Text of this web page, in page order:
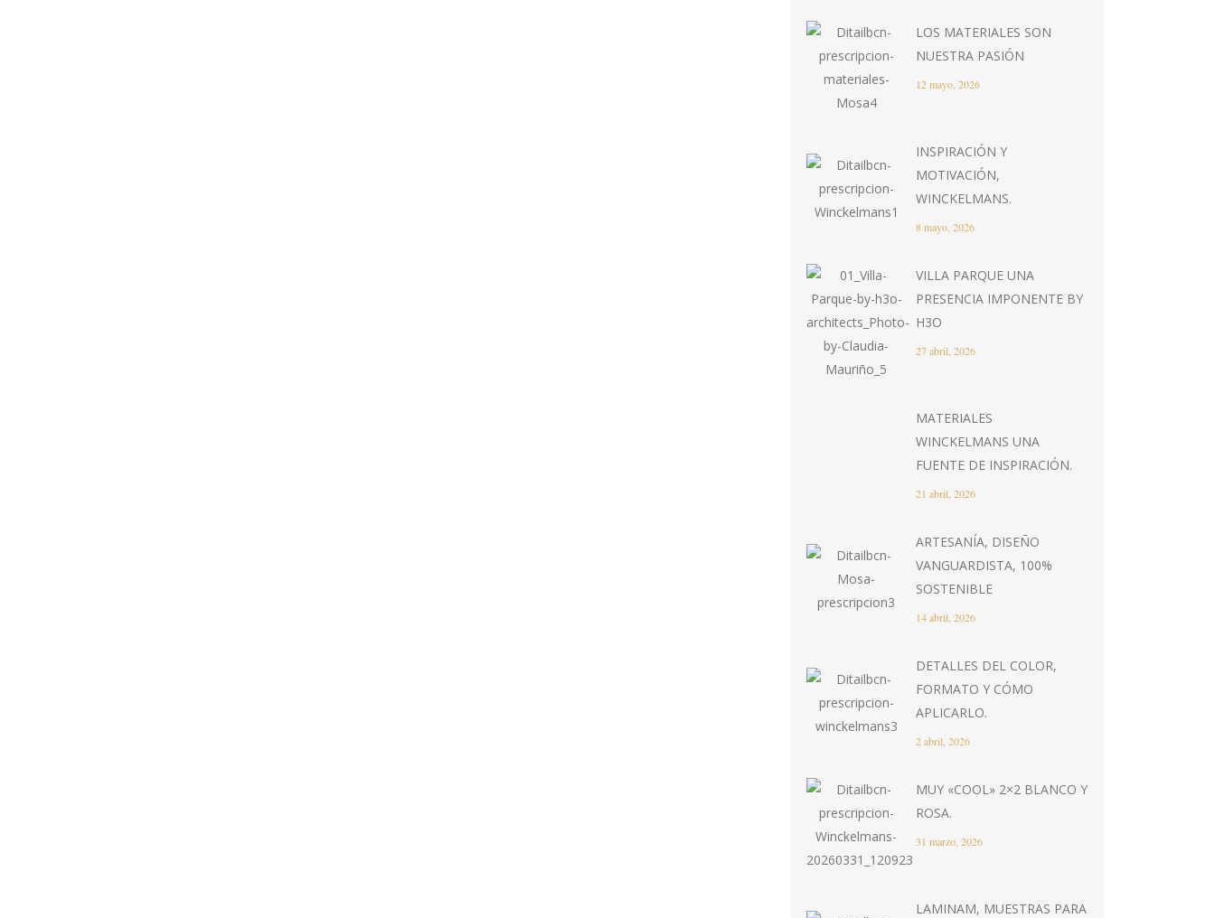
LOS MATERIALES SON
NUESTRA PASIÓN
12 mayo, 2026
INSPIRACIÓN Y
MOTIVACIÓN,
WINCKELMANS.
8 mayo, 2026
VILLA PARQUE UNA
PRESENCIA IMPONENTE BY
H3O
27 abril, 2026
MATERIALES
WINCKELMANS UNA
FUENTE DE INSPIRACIÓN.
21 abril, 2026
ARTESANÍA, DISEÑO
VANGUARDISTA, 100%
SOSTENIBLE
14 abril, 2026
DETALLES DEL COLOR,
FORMATO Y CÓMO
APLICARLO.
2 abril, 2026
MUY «COOL» 2×2 BLANCO Y
ROSA.
31 marzo, 2026
LAMINAM, MUESTRAS PARA